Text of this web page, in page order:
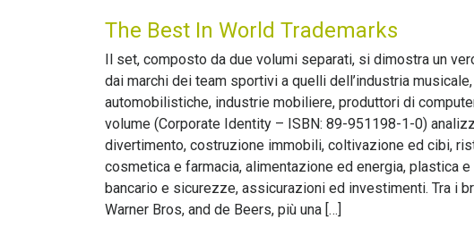
The Best In World Trademarks
Il set, composto da due volumi separati, si dimostra un
dai marchi dei team sportivi a quelli dell’industria
automobilistiche, industrie mobiliere, produttori di
volume (Corporate Identity – ISBN: 89-951198-1-0)
divertimento, costruzione immobili, coltivazione ed cibi,
cosmetica e farmacia, alimentazione ed energia, plastica
bancario e sicurezze, assicurazioni ed investimenti. Tra i
Warner Bros, and de Beers, più una […]